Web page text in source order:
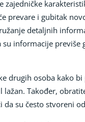
zajedničke
prevare i gubitak
detaljnih
informacije previše
drugih osoba kako
Također,
da su često stvoreni